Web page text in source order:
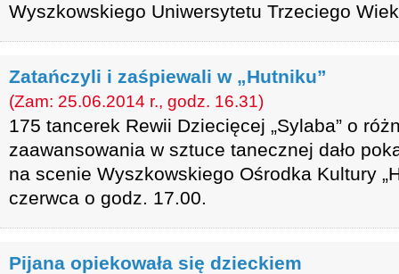
Wyszkowskiego Uniwersytetu Trzeciego
Zatańczyli i zaśpiewali w „Hutniku”
(Zam: 25.06.2014 r., godz. 16.31)
175 tancerek Rewii Dziecięcej „Sylaba” o
zaawansowania w sztuce tanecznej dało
na scenie Wyszkowskiego Ośrodka Kultury
czerwca o godz. 17.00.
Pijana opiekowała się dzieckiem